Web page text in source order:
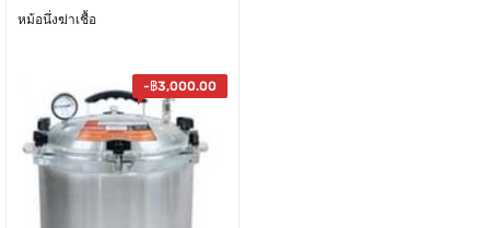
หม้อนึ่งฆ่าเชื้อ
- ฿3,000.00